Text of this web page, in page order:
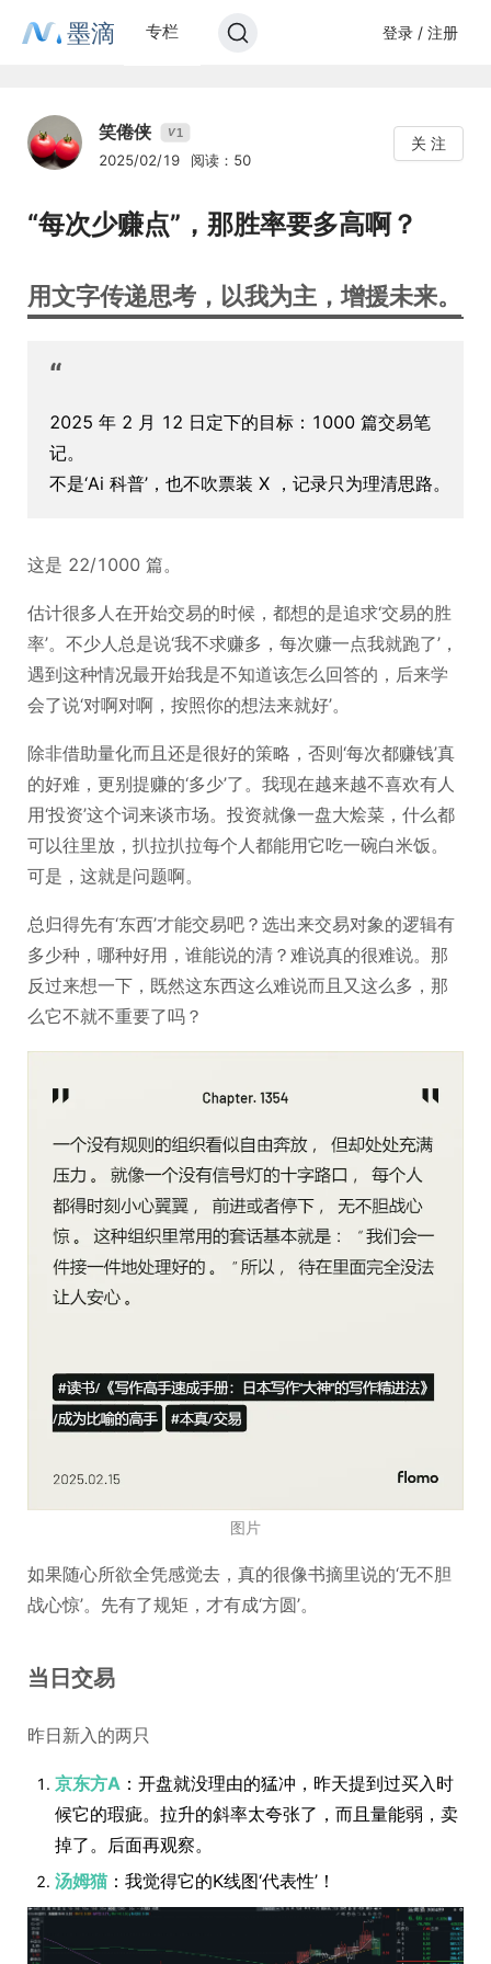
墨滴 专栏 登录 / 注册
笑倦侠 V1
2025/02/19 阅读：50
关 注
“每次少赚点”，那胜率要多高啊？
用文字传递思考，以我为主，增援未来。
“
2025 年 2 月 12 日定下的目标：1000 篇交易笔
记。
不是‘Ai 科普’，也不吹票装 X ，记录只为理清思路。
这是 22/1000 篇。
估计很多人在开始交易的时候，都想的是追求‘交易的胜
率’。不少人总是说‘我不求赚多，每次赚一点我就跑了’，
遇到这种情况最开始我是不知道该怎么回答的，后来学
会了说‘对啊对啊，按照你的想法来就好’。
除非借助量化而且还是很好的策略，否则‘每次都赚钱’真
的好难，更别提赚的‘多少’了。我现在越来越不喜欢有人
用‘投资’这个词来谈市场。投资就像一盘大烩菜，什么都
可以往里放，扒拉扒拉每个人都能用它吃一碗白米饭。
可是，这就是问题啊。
总归得先有‘东西’才能交易吧？选出来交易对象的逻辑有
多少种，哪种好用，谁能说的清？难说真的很难说。那
反过来想一下，既然这东西这么难说而且又这么多，那
么它不就不重要了吗？
图片
如果随心所欲全凭感觉去，真的很像书摘里说的‘无不胆
战心惊’。先有了规矩，才有成‘方圆’。
当日交易
昨日新入的两只
京东方A ：开盘就没理由的猛冲，昨天提到过买入时
候它的瑕疵。拉升的斜率太夸张了，而且量能弱，卖
掉了。后面再观察。
汤姆猫：我觉得它的K线图‘代表性’！